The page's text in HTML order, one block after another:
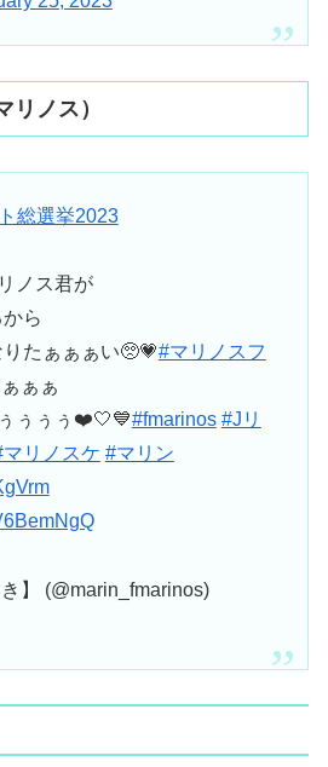
リノス）
総選挙2023
ノス君が
ら
たぁぁぁい🥺💗#マリノスフ
ぁぁ
ぅぅぅ❤️🤍💙#fmarinos #Jリ
マリノスケ #マリン
】 (@marin_fmarinos)